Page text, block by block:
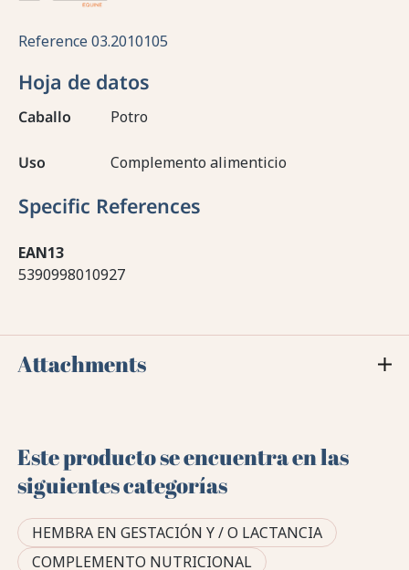
Reference03.2010105
Hoja de datos
Caballo Potro
Uso Complemento alimenticio
Specific References
EAN13
5390998010927
Attachments
Este producto se encuentra en las
siguientes categorías
HEMBRA EN GESTACIÓN Y / O LACTANCIA
COMPLEMENTO NUTRICIONAL